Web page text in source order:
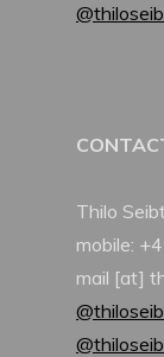
Thilo Seibt
mobile:
mail [at]